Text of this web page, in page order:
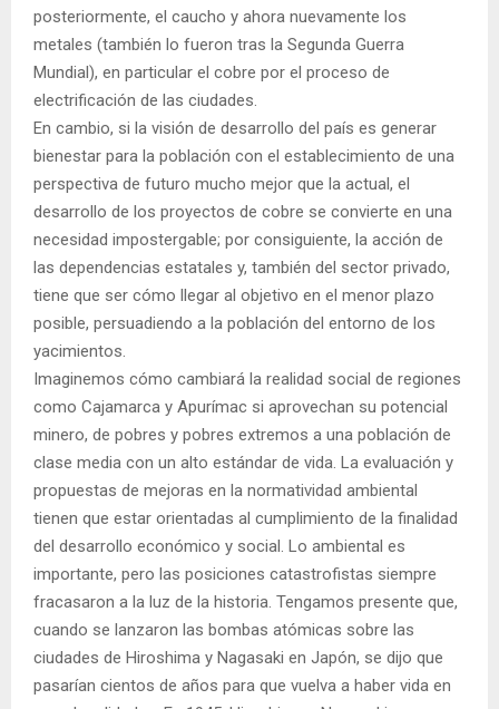
posteriormente, el caucho y ahora nuevamente los
metales (también lo fueron tras la Segunda Guerra
Mundial), en particular el cobre por el proceso de
electrificación de las ciudades.
En cambio, si la visión de desarrollo del país es generar
bienestar para la población con el establecimiento de una
perspectiva de futuro mucho mejor que la actual, el
desarrollo de los proyectos de cobre se convierte en una
necesidad impostergable; por consiguiente, la acción de
las dependencias estatales y, también del sector privado,
tiene que ser cómo llegar al objetivo en el menor plazo
posible, persuadiendo a la población del entorno de los
yacimientos.
Imaginemos cómo cambiará la realidad social de regiones
como Cajamarca y Apurímac si aprovechan su potencial
minero, de pobres y pobres extremos a una población de
clase media con un alto estándar de vida. La evaluación y
propuestas de mejoras en la normatividad ambiental
tienen que estar orientadas al cumplimiento de la finalidad
del desarrollo económico y social. Lo ambiental es
importante, pero las posiciones catastrofistas siempre
fracasaron a la luz de la historia. Tengamos presente que,
cuando se lanzaron las bombas atómicas sobre las
ciudades de Hiroshima y Nagasaki en Japón, se dijo que
pasarían cientos de años para que vuelva a haber vida en